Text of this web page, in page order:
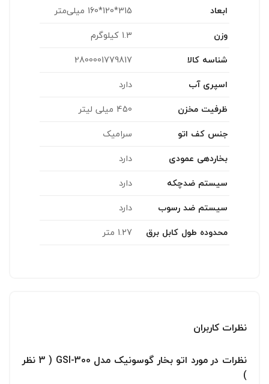
ابعاد
315*120*160 میلی‌متر
وزن
1.3 کیلوگرم
شناسه کالا
2800001779817
اسپری آب
دارد
ظرفیت مخزن
450 میلی لیتر
جنس کف اتو
سرامیک
بخاردهی عمودی
دارد
سیستم ضدچکه
دارد
سیستم ضد رسوب
دارد
محدوده طول کابل برق
1.27 متر
نظرات کاربران
نظرات در مورد اتو بخار گوسونیک مدل GSI-300 ( 3 نظر
)